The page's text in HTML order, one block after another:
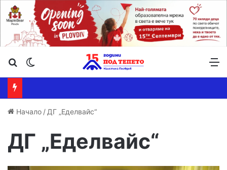
Търсене ...
Начало / ДГ „Еделвайс“
ДГ „Еделвайс“